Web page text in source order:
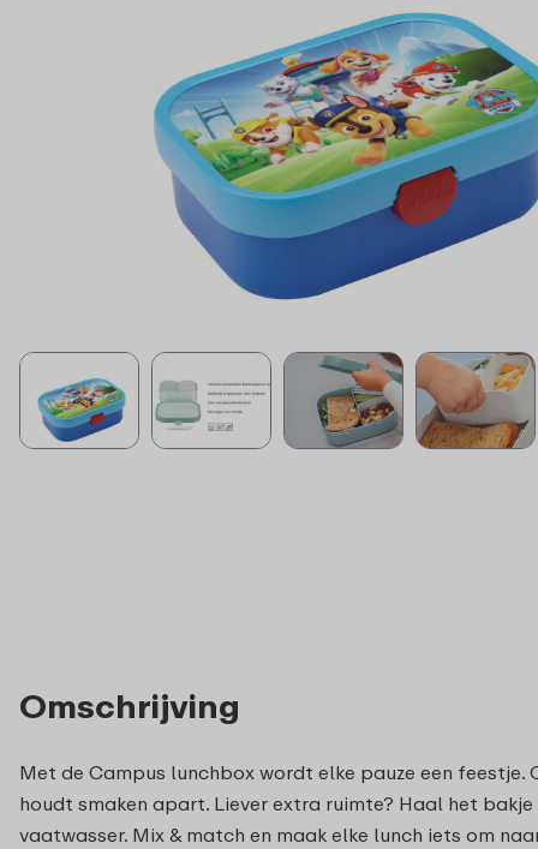
Omschrijving
Met de Campus lunchbox wordt elke pauze een
houdt smaken apart. Liever extra ruimte? Haal het
vaatwasser. Mix & match en maak elke lunch iets om